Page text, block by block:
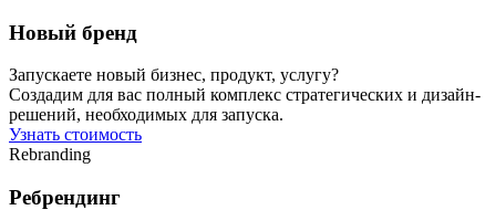
Новый бренд
Запускаете новый бизнес, продукт, услугу?
Создадим для вас полный комплекс стратегических и дизайн-
решений, необходимых для запуска.
Узнать стоимость
Rebranding
Ребрендинг